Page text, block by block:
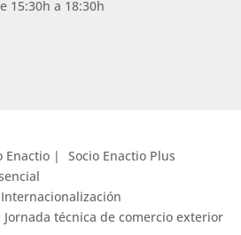
15:30h a 18:30h
Enactio
Socio Enactio Plus
Internacionalización
Jornada técnica de comercio exterior